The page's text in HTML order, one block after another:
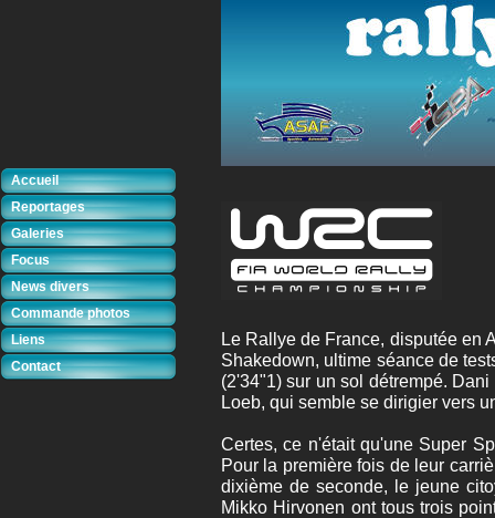
Accueil
Reportages
Galeries
Focus
News divers
Commande photos
Liens
Contact
Le Rallye de France, disputée en
Shakedown, ultime séance de
(2'34"1) sur un sol détrempé.
Loeb, qui semble se dirigier vers
Certes, ce n'était qu'une Super
Pour la première fois de leur
dixième de seconde, le jeune
Mikko Hirvonen ont tous trois